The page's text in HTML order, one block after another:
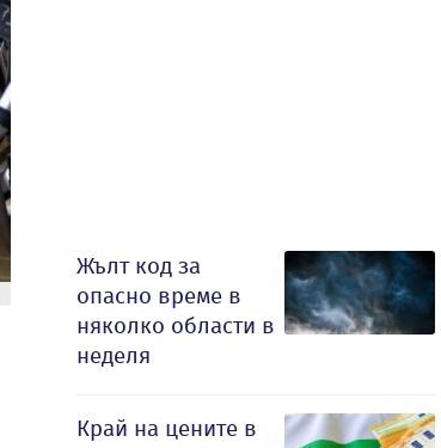
Жълт код за
опасно време в
няколко области в
неделя
Край на цените в